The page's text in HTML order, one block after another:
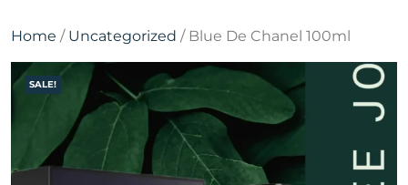
Home / Uncategorized / Blue De Chanel 100ml
SALE!